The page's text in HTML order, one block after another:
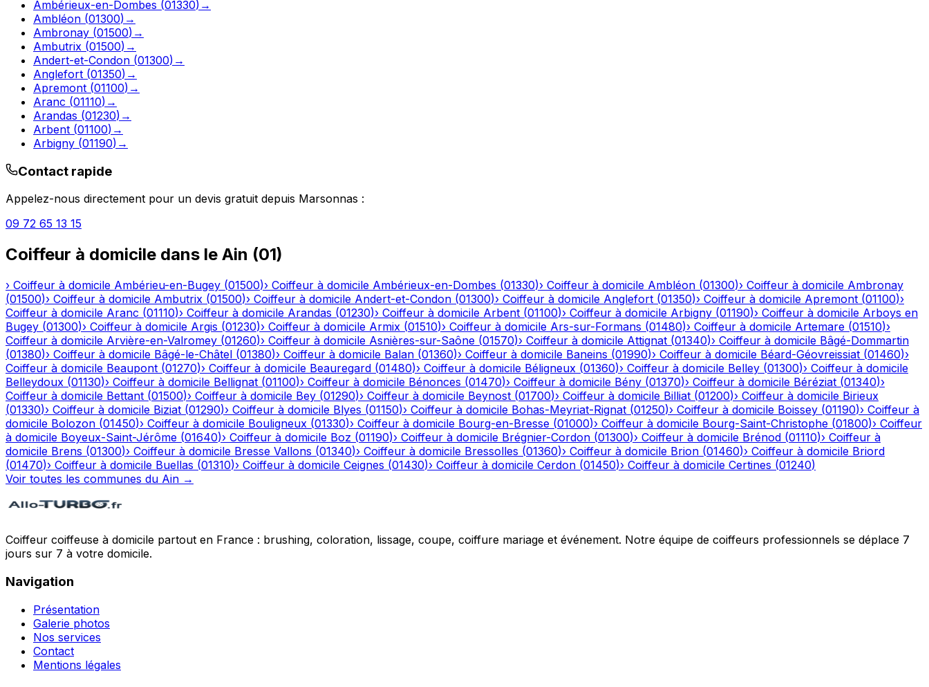
Ambérieux-en-Dombes (01330) →
Ambléon (01300) →
Ambronay (01500) →
Ambutrix (01500) →
Andert-et-Condon (01300) →
Anglefort (01350) →
Apremont (01100) →
Aranc (01110) →
Arandas (01230) →
Arbent (01100) →
Arbigny (01190) →
Contact rapide
Appelez-nous directement pour un devis gratuit depuis Marsonnas :
09 72 65 13 15
Coiffeur à domicile dans le Ain (01)
› Coiffeur à domicile Ambérieu-en-Bugey (01500)› Coiffeur à domicile Ambérieux-en-Dombes (01330)› Coiffeur à domicile Ambléon (01300)› Coiffeur à domicile Ambronay
(01500)› Coiffeur à domicile Ambutrix (01500)› Coiffeur à domicile Andert-et-Condon (01300)› Coiffeur à domicile Anglefort (01350)› Coiffeur à domicile Apremont (01100)›
Coiffeur à domicile Aranc (01110)› Coiffeur à domicile Arandas (01230)› Coiffeur à domicile Arbent (01100)› Coiffeur à domicile Arbigny (01190)› Coiffeur à domicile Arboys en
Bugey (01300)› Coiffeur à domicile Argis (01230)› Coiffeur à domicile Armix (01510)› Coiffeur à domicile Ars-sur-Formans (01480)› Coiffeur à domicile Artemare (01510)›
Coiffeur à domicile Arvière-en-Valromey (01260)› Coiffeur à domicile Asnières-sur-Saône (01570)› Coiffeur à domicile Attignat (01340)› Coiffeur à domicile Bâgé-Dommartin
(01380)› Coiffeur à domicile Bâgé-le-Châtel (01380)› Coiffeur à domicile Balan (01360)› Coiffeur à domicile Baneins (01990)› Coiffeur à domicile Béard-Géovreissiat (01460)›
Coiffeur à domicile Beaupont (01270)› Coiffeur à domicile Beauregard (01480)› Coiffeur à domicile Béligneux (01360)› Coiffeur à domicile Belley (01300)› Coiffeur à domicile
Belleydoux (01130)› Coiffeur à domicile Bellignat (01100)› Coiffeur à domicile Bénonces (01470)› Coiffeur à domicile Bény (01370)› Coiffeur à domicile Béréziat (01340)›
Coiffeur à domicile Bettant (01500)› Coiffeur à domicile Bey (01290)› Coiffeur à domicile Beynost (01700)› Coiffeur à domicile Billiat (01200)› Coiffeur à domicile Birieux
(01330)› Coiffeur à domicile Biziat (01290)› Coiffeur à domicile Blyes (01150)› Coiffeur à domicile Bohas-Meyriat-Rignat (01250)› Coiffeur à domicile Boissey (01190)› Coiffeur à
domicile Bolozon (01450)› Coiffeur à domicile Bouligneux (01330)› Coiffeur à domicile Bourg-en-Bresse (01000)› Coiffeur à domicile Bourg-Saint-Christophe (01800)› Coiffeur
à domicile Boyeux-Saint-Jérôme (01640)› Coiffeur à domicile Boz (01190)› Coiffeur à domicile Brégnier-Cordon (01300)› Coiffeur à domicile Brénod (01110)› Coiffeur à
domicile Brens (01300)› Coiffeur à domicile Bresse Vallons (01340)› Coiffeur à domicile Bressolles (01360)› Coiffeur à domicile Brion (01460)› Coiffeur à domicile Briord
(01470)› Coiffeur à domicile Buellas (01310)› Coiffeur à domicile Ceignes (01430)› Coiffeur à domicile Cerdon (01450)› Coiffeur à domicile Certines (01240)
Voir toutes les communes du Ain →
Coiffeur coiffeuse à domicile partout en France : brushing, coloration, lissage, coupe, coiffure mariage et événement. Notre équipe de coiffeurs professionnels se déplace 7
jours sur 7 à votre domicile.
Navigation
Présentation
Galerie photos
Nos services
Contact
Mentions légales